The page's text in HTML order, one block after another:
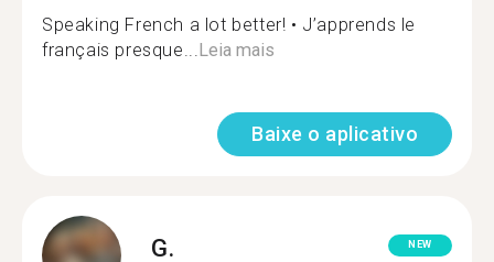
Speaking French a lot better! • J’apprends le
français presque...Leia mais
Baixe o aplicativo
G. NEW